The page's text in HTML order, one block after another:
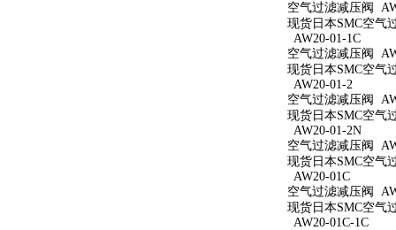
空气过滤减压阀
现货日本SMC空气
AW20-01-1C
空气过滤减压阀
现货日本SMC空气
AW20-01-2
空气过滤减压阀
现货日本SMC空气
AW20-01-2N
空气过滤减压阀
现货日本SMC空气
AW20-01C
空气过滤减压阀
现货日本SMC空气
AW20-01C-1C